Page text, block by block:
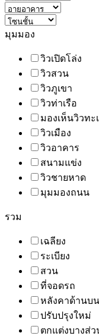
มุมมอง
วิวเปิดโล่ง
วิวสวน
วิวภูเขา
วิวท่าเรือ
มองเห็นวิวทะ
วิวเมือง
วิวอาคาร
สนามแข่ง
วิวชายหาด
มุมมองถนน
รวม
เฉลียง
ระเบียง
สวน
ที่จอดรถ
หลังคาด้านบน
ปรับปรุงใหม่
ตกแต่งบางส่ว